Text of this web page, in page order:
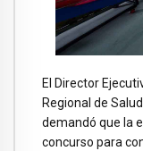
El Director
Regional de
demandó que la
concurso para